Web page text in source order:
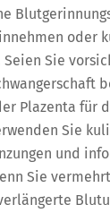
oder
Sie
Plazenta für
Sie
und
Sie